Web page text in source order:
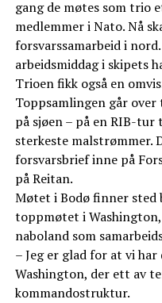
gang de møtes som trio
medlemmer i Nato. Nå
forsvarssamarbeid i
arbeidsmiddag i skipets
Trioen fikk også en
Toppsamlingen går over
på sjøen – på en RIB-
sterkeste malstrømmer.
forsvarsbrief inne på
på Reitan.
Møtet i Bodø finner
toppmøtet i
naboland som
– Jeg er glad for at vi
Washington, der ett av
kommandostruktur.